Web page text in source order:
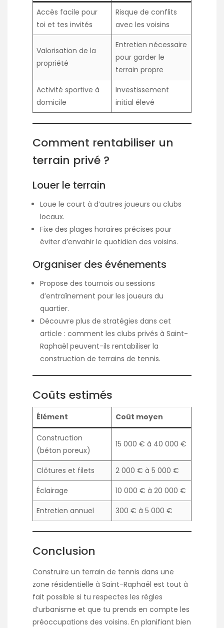
Accès facile pour
toi et tes invités
Risque de conflits
avec les voisins
Valorisation de la
propriété
Entretien nécessaire
pour garder le
terrain propre
Activité sportive à
domicile
Investissement
initial élevé
Comment rentabiliser un
terrain privé ?
Louer le terrain
Loue le court à d’autres joueurs ou clubs
locaux.
Fixe des plages horaires précises pour
éviter d’envahir le quotidien des voisins.
Organiser des événements
Propose des tournois ou sessions
d’entraînement pour les joueurs du
quartier.
Découvre plus de stratégies dans cet
article : comment les clubs privés à Saint-
Raphaël peuvent-ils rentabiliser la
construction de terrains de tennis.
Coûts estimés
Élément Coût moyen
Construction
(béton poreux)
15 000 € à 40 000 €
Clôtures et filets
2 000 € à 5 000 €
Éclairage
10 000 € à 20 000 €
Entretien annuel
300 € à 5 000 €
Conclusion
Construire un terrain de tennis dans une
zone résidentielle à Saint-Raphaël est tout à
fait possible si tu respectes les règles
d’urbanisme et que tu prends en compte les
préoccupations des voisins. En planifiant bien